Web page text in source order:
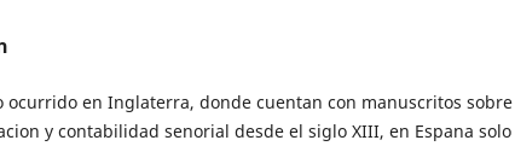
ocurrido en Inglaterra, donde cuentan con manuscritos sobre
y contabilidad senorial desde el siglo XIII, en Espana solo